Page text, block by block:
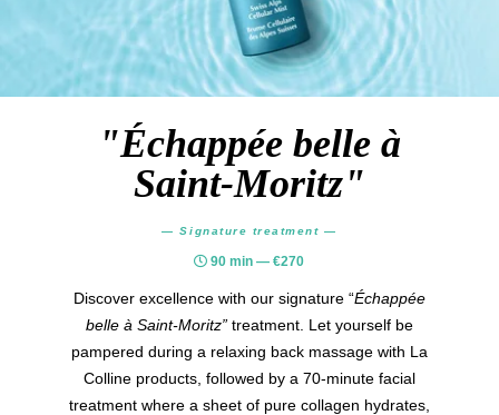
"Échappée belle à
Saint-Moritz"
— Signature treatment—
90 min — €270
Discover excellence with our signature “Échappée
belle à Saint-Moritz” treatment. Let yourself be
pampered during a relaxing back massage with La
Colline products, followed by a 70-minute facial
treatment where a sheet of pure collagen hydrates,